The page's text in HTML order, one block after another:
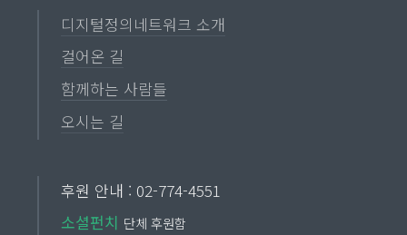
디지털정의네트워크 소개
걸어온 길
함께하는 사람들
오시는 길
후원 안내 : 02-774-4551
소셜펀치 단체 후원함